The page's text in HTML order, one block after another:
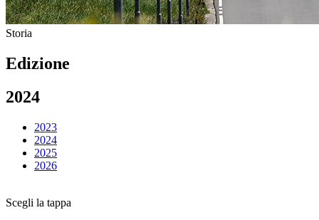
Storia
Edizione
2024
2023
2024
2025
2026
Scegli la tappa